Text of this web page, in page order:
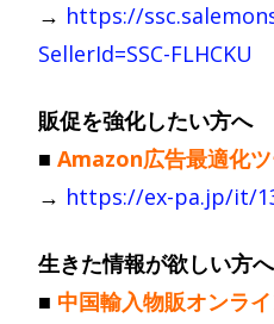
→ https://
SellerId=SSC-FLHCKU
販促を強化したい方へ
■ Amazon広告最適化
→ https://ex-pa.jp/it/
生きた情報が欲しい方へ
■ 中国輸入物販オンラ